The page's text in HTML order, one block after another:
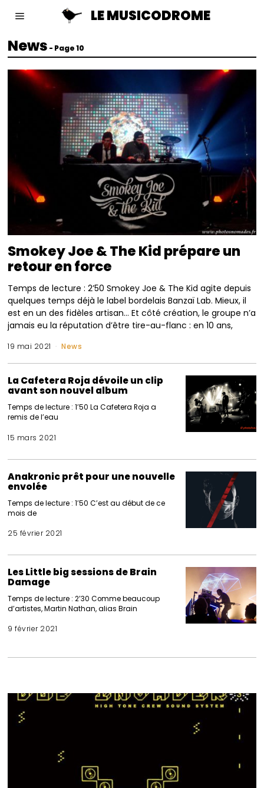
LE MUSICODROME
News - Page 10
Smokey Joe & The Kid prépare un
retour en force
Temps de lecture : 2’50 Smokey Joe & The Kid agite depuis
quelques temps déjà le label bordelais Banzaï Lab. Mieux, il
est en un des fidèles artisan… Et côté création, le groupe n’a
jamais eu la réputation d’être tire-au-flanc : en 10 ans,
19 mai 2021 News
La Cafetera Roja dévoile un clip
avant son nouvel album
Temps de lecture : 1’50 La Cafetera Roja a
remis de l’eau
15 mars 2021
Anakronic prêt pour une nouvelle
envolée
Temps de lecture : 1’50 C’est au début de ce
mois de
25 février 2021
Les Little big sessions de Brain
Damage
Temps de lecture : 2’30 Comme beaucoup
d’artistes, Martin Nathan, alias Brain
9 février 2021